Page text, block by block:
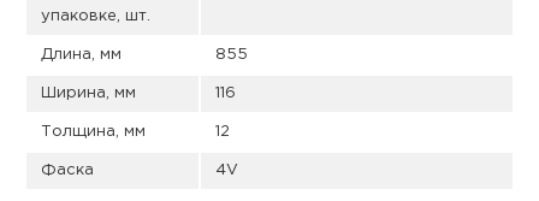
упаковке, шт.
Длина, мм 855
Ширина, мм 116
Толщина, мм 12
Фаска 4V